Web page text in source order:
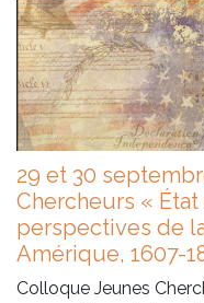
29 et 30
Chercheurs «
perspectives de
Amérique, 1607-
Colloque Jeunes